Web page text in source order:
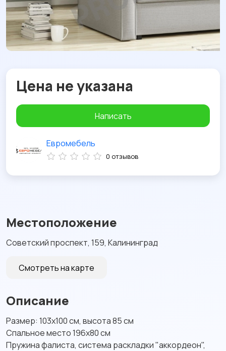
Местоположение
Советский проспект, 159, Калининград
Смотреть на карте
Описание
Размер: 103х100 см, высота 85 см
Спальное место 196х80 см
Пружина фалиста, система раскладки "аккордеон",
Цена не указана
Написать
Евромебель
0 отзывов